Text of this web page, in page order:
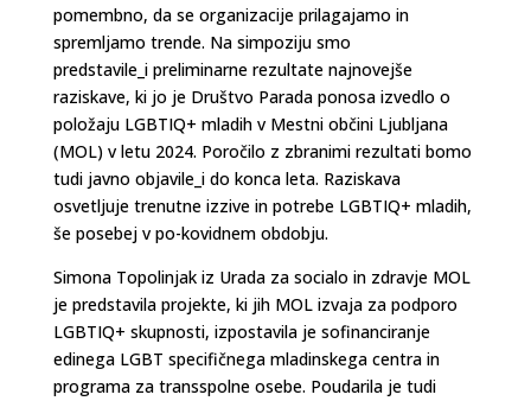
pomembno, da se organizacije prilagajamo in
spremljamo trende. Na simpoziju smo
predstavile_i preliminarne rezultate najnovejše
raziskave, ki jo je Društvo Parada ponosa izvedlo o
položaju LGBTIQ+ mladih v Mestni občini Ljubljana
(MOL) v letu 2024. Poročilo z zbranimi rezultati bomo
tudi javno objavile_i do konca leta. Raziskava
osvetljuje trenutne izzive in potrebe LGBTIQ+ mladih,
še posebej v po-kovidnem obdobju.
Simona Topolinjak iz Urada za socialo in zdravje MOL
je predstavila projekte, ki jih MOL izvaja za podporo
LGBTIQ+ skupnosti, izpostavila je sofinanciranje
edinega LGBT specifičnega mladinskega centra in
programa za transspolne osebe. Poudarila je tudi